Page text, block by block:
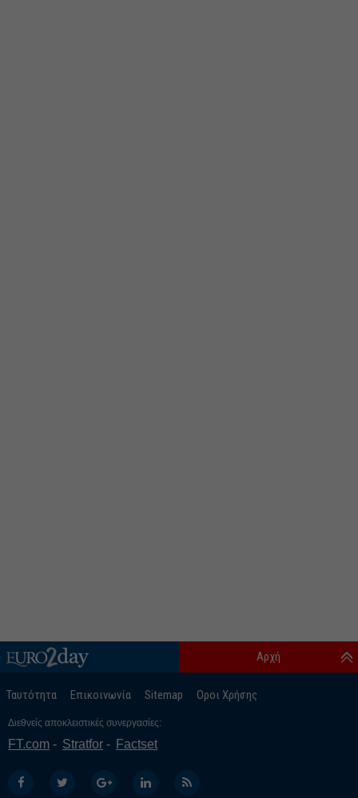
Ταυτότητα Επικοινωνία Sitemap Οροι Χρήσης
Αρχή
Διεθνείς αποκλειστικές συνεργασίες:
FT.com Stratfor Factset